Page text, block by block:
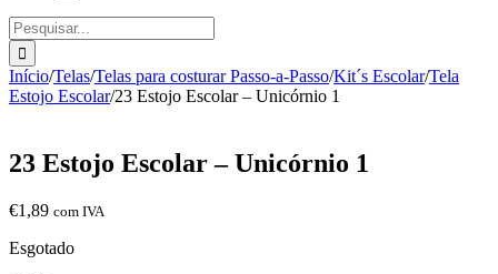
Pesquisar
Início/Telas/Telas para costurar Passo-a-Passo/Kit´s Escolar/Tela
Estojo Escolar/23 Estojo Escolar – Unicórnio 1
23 Estojo Escolar – Unicórnio 1
€1,89 com IVA
Esgotado